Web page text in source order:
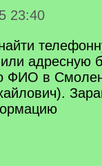
23:40
адресную
ФИО в